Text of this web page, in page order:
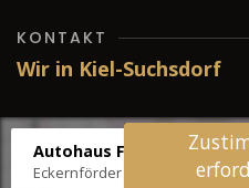
KONTAKT
Wir in Kiel-Suchsdorf
Autohaus Fräter
Eckernförder Str. /Klausbrooker